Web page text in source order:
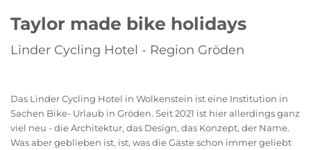
Taylor made bike holidays
Linder Cycling Hotel - Region Gröden
Das Linder Cycling Hotel in Wolkenstein ist eine Institution in
Sachen Bike- Urlaub in Gröden. Seit 2021 ist hier allerdings ganz
viel neu - die Architektur, das Design, das Konzept, der Name.
Was aber geblieben ist, ist, was die Gäste schon immer geliebt